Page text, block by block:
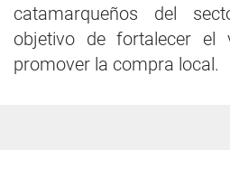
catamarqueños del
objetivo de fortalecer el
promover la compra local.